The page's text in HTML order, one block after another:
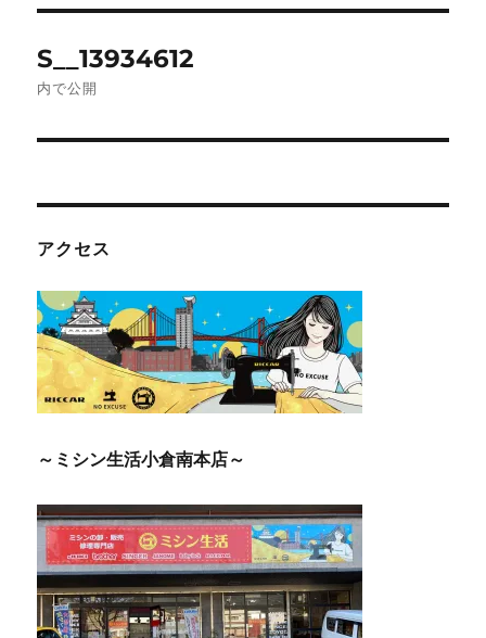
稿
ゲ
ー
シ
ョ
ン
S__13934612
内で公開
アクセス
～ミシン生活小倉南本店～